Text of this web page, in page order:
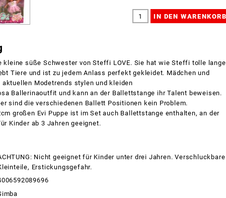
kleine süße Schwester von Steffi LOVE. Sie hat wie Steffi tolle lange
Tiere und ist zu jedem Anlass perfekt gekleidet. Mädchen und
Modetrends stylen und kleiden
Ballerinaoutfit und kann an der Ballettstange ihr Talent beweisen.
sind die verschiedenen Ballett Positionen kein Problem.
großen Evi Puppe ist im Set auch Ballettstange enthalten, an der
Kinder ab 3 Jahren geeignet.
Nicht geeignet für Kinder unter drei Jahren. Verschluckbare
Erstickungsgefahr.